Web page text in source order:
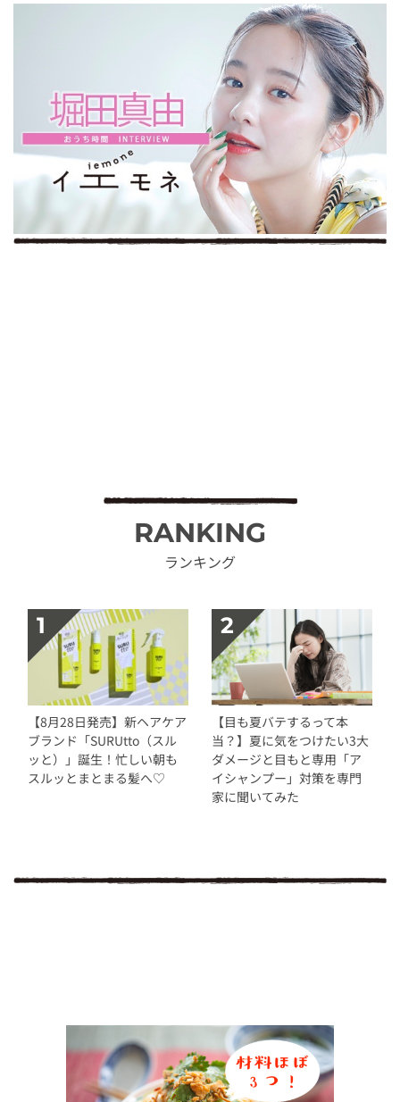
RANKING
ランキング
【8月28日発売】新ヘアケア
ブランド「SURUtto（スル
ッと）」誕生！忙しい朝も
スルッとまとまる髪へ♡
【目も夏バテするって本
当？】夏に気をつけたい3大
ダメージと目もと専用「ア
イシャンプー」対策を専門
家に聞いてみた